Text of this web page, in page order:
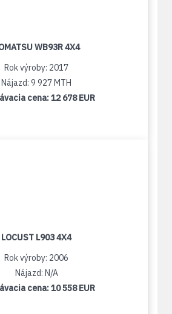
WB93R 4X4
Rok výroby: 2017
Nájazd: 9 927 MTH
cena:12 678 EUR
LOCUST L903 4X4
Rok výroby: 2006
Nájazd: N/A
cena:10 558 EUR